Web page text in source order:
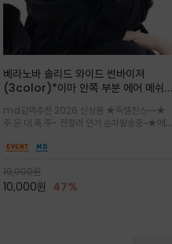
베라노바 솔리드 와이드 썬바이져
(3color)*이마 안쪽 부분 에어 메쉬
노바 심볼 전사 인쇄(Transfer
Printing)뒷밴딩으로 사이즈 조절이 가
능해 누구나 안정적으로 착용
md강력추천 2026 신상품 ★득템찬스~~★
주.문.대.폭.주- 전컬러 인기 순차발송중~★메쉬
일 보송보송한 스킨케어 핏(Skin-care fit)을
프,여행까지~~
19,000원
10,000원 47%